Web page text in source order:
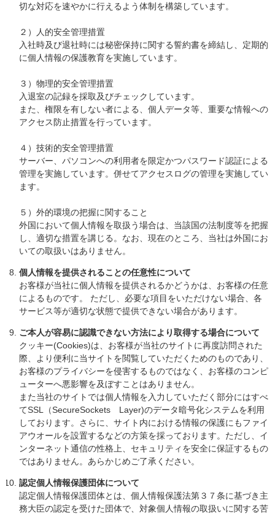
切な対応を速やかに行えるよう体制を構築しています。
２）人的安全管理措置
入社時及び退社時には秘密保持に関する誓約書を締結し、定期的
に個人情報の保護教育を実施しています。
３）物理的安全管理措置
入退室の記録を採取及びチェックしています。
また、権限を有しない者による、個人データ等、重要な情報への
アクセス防止措置を行っています。
４）技術的安全管理措置
サーバー、パソコンへの利用者を限定かつパスワード認証による
管理を実施しています。併せてアクセスログの管理を実施してい
ます。
５）外的環境の把握に関すること
外国において個人情報を取扱う場合は、当該国の法制度等を把握
し、適切な措置を講じる。なお、現在のところ、当社は外国にお
いての取扱いはありません。
個人情報を提供されることの任意性について
お客様が当社に個人情報を提供されるかどうかは、お客様の任意
によるものです。 ただし、必要な項目をいただけない場合、各
サービス等が適切な状態で提供できない場合があります。
ご本人が容易に認識できない方法により取得する場合について
クッキー(Cookies)は、お客様が当社のサイトに再度訪問された
際、より便利に当サイトを閲覧していただくためのものであり、
お客様のプライバシーを侵害するものではなく、お客様のコンピ
ューターへ悪影響を及ぼすことはありません。
また当社のサイトでは個人情報を入力していただく部分にはすべ
てSSL（SecureSockets Layer)のデータ暗号化システムを利用
しております。さらに、サイト内における情報の保護にもファイ
アウオールを設置するなどの方策を採っております。ただし、イ
ンターネット通信の性格上、セキュリティを安全に保証するもの
ではありません。あらかじめご了承ください。
認定個人情報保護団体について
認定個人情報保護団体とは、個人情報保護法第３７条に基づき主
務大臣の認定を受けた団体で、対象個人情報の取扱いに関する苦